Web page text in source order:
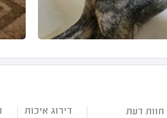
חוות דעת דירוג איכות